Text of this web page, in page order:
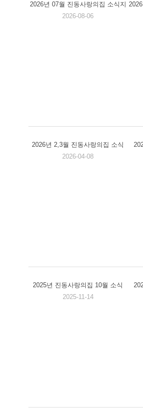
2026년 07월 진동사랑의집 소식지
2026-08-06
2026년 2,3월 진동사랑의집 소식
2026-04-08
2025년 진동사랑의집 10월 소식
2025-11-14